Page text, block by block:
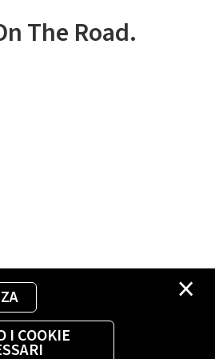
×
I COOKIE
The Road.